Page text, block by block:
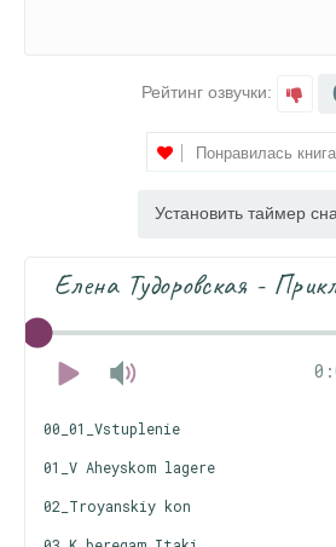
Рейтинг озвучки:
Понравилась
Установить таймер сна
Елена Тудоровская -
00_01_Vstuplenie
01_V Aheyskom lagere
02_Troyanskiy kon